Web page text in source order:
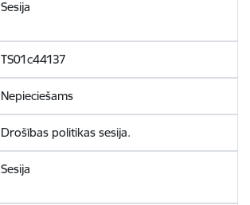
Sesija
TS01c44137
Nepieciešams
Drošības politikas sesija.
Sesija